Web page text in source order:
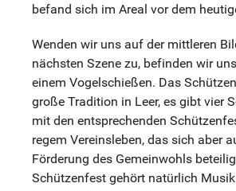
befand sich im Areal vor dem
Wenden wir uns auf der mittleren
nächsten Szene zu, befinden wir
einem Vogelschießen. Das
große Tradition in Leer, es gibt vier
mit den entsprechenden
regem Vereinsleben, das sich aber
Förderung des Gemeinwohls
Schützenfest gehört natürlich